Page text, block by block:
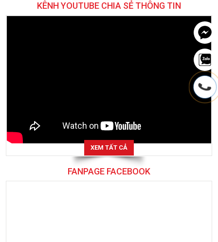
KÊNH YOUTUBE CHIA SẺ THÔNG TIN
XEM TẤT CẢ
FANPAGE FACEBOOK